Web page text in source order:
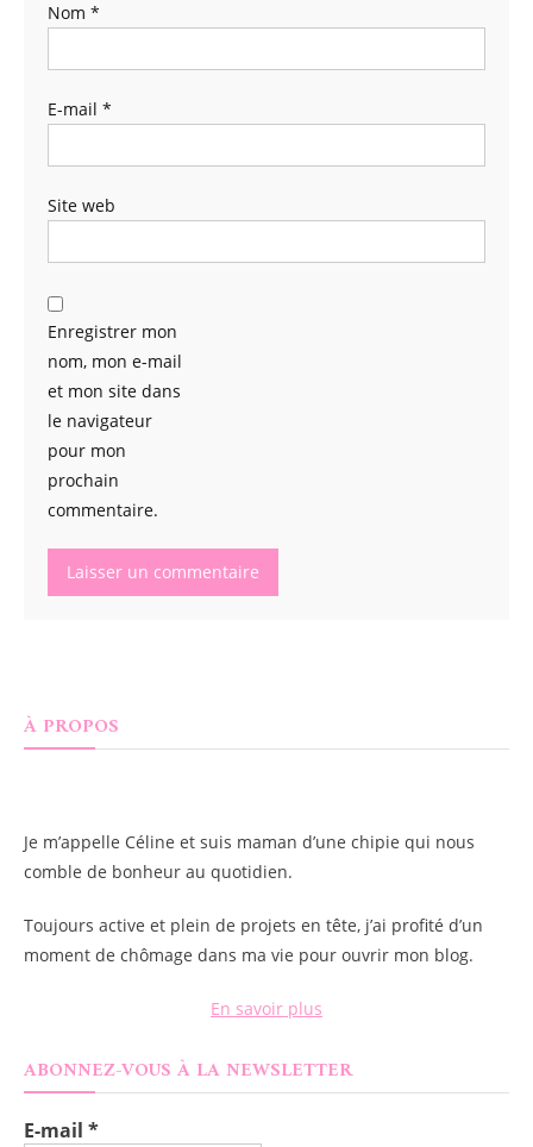
Nom *
E-mail *
Site web
Enregistrer mon
nom, mon e-mail
et mon site dans
le navigateur
pour mon
prochain
commentaire.
À PROPOS
Je m’appelle Céline et suis maman d’une chipie qui nous
comble de bonheur au quotidien.
Toujours active et plein de projets en tête, j’ai profité d’un
moment de chômage dans ma vie pour ouvrir mon blog.
En savoir plus
ABONNEZ-VOUS À LA NEWSLETTER
E-mail *